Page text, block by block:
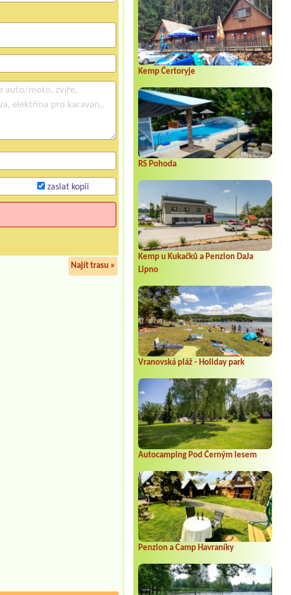
Kemp Čertoryje
RS Pohoda
Kemp u Kukačků a Penzion DaJa
Lipno
Vranovská pláž - Holiday park
Autocamping Pod Černým lesem
Penzion a Camp Havraníky
zaslat kopii
Najít trasu »